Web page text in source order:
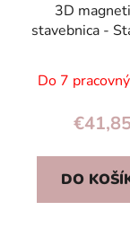
3D
stavebnica -
a žeriav, pre
Do 7
€41,85
DO